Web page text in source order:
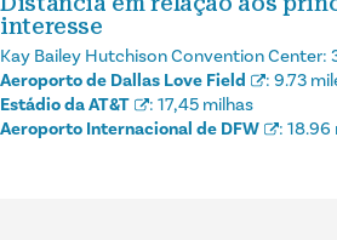
interesse
Kay Bailey Hutchison Convention Center:
Aeroporto de Dallas Love Field
: 9.73
Estádio da AT&T
: 17,45 milhas
Aeroporto Internacional de DFW
: 18.96